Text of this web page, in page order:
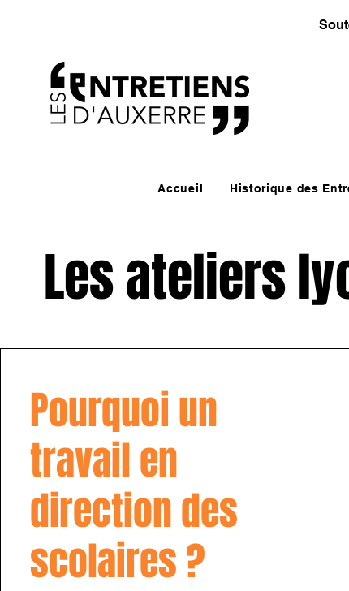
Accueil Historique des
Les ateliers
Pourquoi un
travail en
direction des
scolaires ?